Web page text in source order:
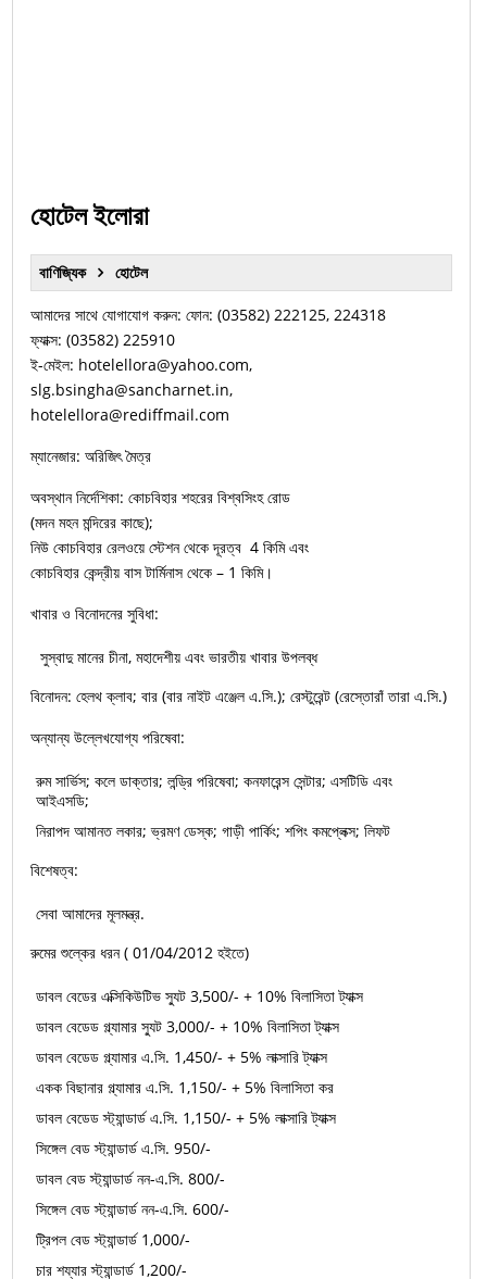
হোটেল ইলোরা
বাণিজ্যিক হোটেল
আমাদের সাথে যোগাযোগ করুন: ফোন: (03582) 222125, 224318
ফ্যাক্স: (03582) 225910
ই-মেইল: hotelellora@yahoo.com,
slg.bsingha@sancharnet.in,
hotelellora@rediffmail.com
ম্যানেজার: অরিজিৎ মৈত্র
অবস্থান নির্দেশিকা: কোচবিহার শহরের বিশ্বসিংহ রোড
(মদন মহন মন্দিরের কাছে);
নিউ কোচবিহার রেলওয়ে স্টেশন থেকে দূরত্ব 4 কিমি এবং
কোচবিহার কেন্দ্রীয় বাস টার্মিনাস থেকে – 1 কিমি।
খাবার ও বিনোদনের সুবিধা:
সুস্বাদু মানের চীনা, মহাদেশীয় এবং ভারতীয় খাবার উপলব্ধ
বিনোদন: হেলথ ক্লাব; বার (বার নাইট এঞ্জেল এ.সি.); রেস্টুরেন্ট (রেস্তোরাঁ তারা এ.সি.)
অন্যান্য উল্লেখযোগ্য পরিষেবা:
রুম সার্ভিস; কলে ডাক্তার; লন্ড্রি পরিষেবা; কনফারেন্স সেন্টার; এসটিডি এবং
আইএসডি;
নিরাপদ আমানত লকার; ভ্রমণ ডেস্ক; গাড়ী পার্কিং; শপিং কমপ্লেক্স; লিফট
বিশেষত্ব:
সেবা আমাদের মূলমন্ত্র.
রুমের শুল্কের ধরন ( 01/04/2012 হইতে)
ডাবল বেডের এক্সিকিউটিভ স্যুট 3,500/- + 10% বিলাসিতা ট্যাক্স
ডাবল বেডেড গ্ল্যামার স্যুট 3,000/- + 10% বিলাসিতা ট্যাক্স
ডাবল বেডেড গ্ল্যামার এ.সি. 1,450/- + 5% লাক্সারি ট্যাক্স
একক বিছানার গ্ল্যামার এ.সি. 1,150/- + 5% বিলাসিতা কর
ডাবল বেডেড স্ট্যান্ডার্ড এ.সি. 1,150/- + 5% লাক্সারি ট্যাক্স
সিঙ্গেল বেড স্ট্যান্ডার্ড এ.সি. 950/-
ডাবল বেড স্ট্যান্ডার্ড নন-এ.সি. 800/-
সিঙ্গেল বেড স্ট্যান্ডার্ড নন-এ.সি. 600/-
ট্রিপল বেড স্ট্যান্ডার্ড 1,000/-
চার শয্যার স্ট্যান্ডার্ড 1,200/-